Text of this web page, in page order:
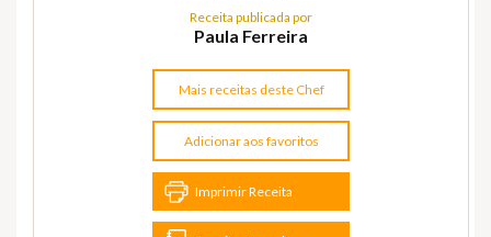
Receita publicada por
Paula Ferreira
Mais receitas deste Chef
Adicionar aos favoritos
Imprimir Receita